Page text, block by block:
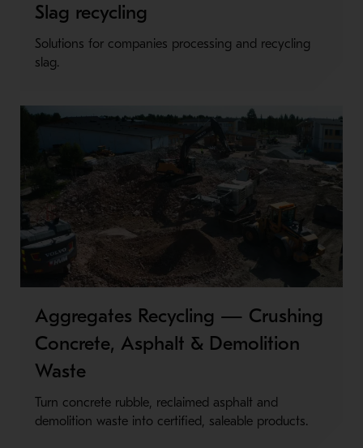
Slag recycling
Solutions for companies processing and recycling
slag.
Aggregates Recycling — Crushing
Concrete, Asphalt & Demolition
Waste
Turn concrete rubble, reclaimed asphalt and
demolition waste into certified, saleable products.